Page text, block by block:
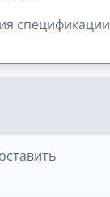
спецификации